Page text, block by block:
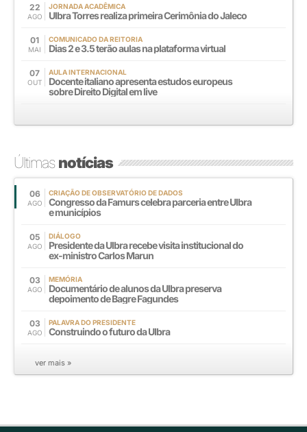
22
AGO
JORNADA ACADÊMICA
Ulbra Torres realiza primeira Cerimônia do Jaleco
01
MAI
COMUNICADO DA REITORIA
Dias 2 e 3.5 terão aulas na plataforma virtual
07
OUT
AULA INTERNACIONAL
Docente italiano apresenta estudos europeus
sobre Direito Digital em live
Últimasnotícias
06
AGO
CRIAÇÃO DE OBSERVATÓRIO DE DADOS
Congresso da Famurs celebra parceria entre Ulbra
e municípios
05
AGO
DIÁLOGO
Presidente da Ulbra recebe visita institucional do
ex-ministro Carlos Marun
03
AGO
MEMÓRIA
Documentário de alunos da Ulbra preserva
depoimento de Bagre Fagundes
03
AGO
PALAVRA DO PRESIDENTE
Construindo o futuro da Ulbra
ver mais »